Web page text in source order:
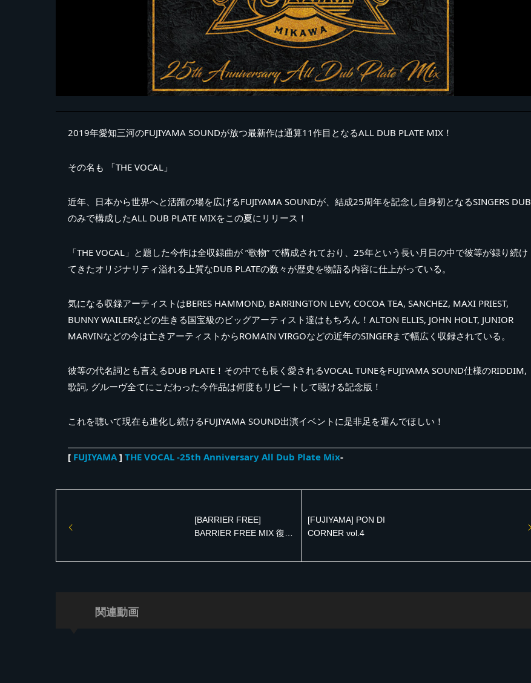
2019年愛知三河のFUJIYAMA SOUNDが放つ最新作は通算11作目となるALL DUB PLATE MIX！
その名も 「THE VOCAL」
近年、日本から世界へと活躍の場を広げるFUJIYAMA SOUNDが、結成25周年を記念し自身初となるSINGERS DUB
のみで構成したALL DUB PLATE MIXをこの夏にリリース！
「THE VOCAL」と題した今作は全収録曲が ”歌物” で構成されており、25年という長い月日の中で彼等が録り続け
てきたオリジナリティ溢れる上質なDUB PLATEの数々が歴史を物語る内容に仕上がっている。
気になる収録アーティストはBERES HAMMOND, BARRINGTON LEVY, COCOA TEA, SANCHEZ, MAXI PRIEST,
BUNNY WAILERなどの生きる国宝級のビッグアーティスト達はもちろん！ALTON ELLIS, JOHN HOLT, JUNIOR
MARVINなどの今は亡きアーティストからROMAIN VIRGOなどの近年のSINGERまで幅広く収録されている。
彼等の代名詞とも言えるDUB PLATE！その中でも長く愛されるVOCAL TUNEをFUJIYAMA SOUND仕様のRIDDIM,
歌詞, グルーヴ全てにこだわった今作品は何度もリピートして聴ける記念版！
これを聴いて現在も進化し続けるFUJIYAMA SOUND出演イベントに是非足を運んでほしい！
[ FUJIYAMA] THE VOCAL -25th Anniversary All Dub Plate Mix-
[BARRIER FREE]
BARRIER FREE MIX 復刻
[FUJIYAMA] PON DI
CORNER vol.4
関連動画